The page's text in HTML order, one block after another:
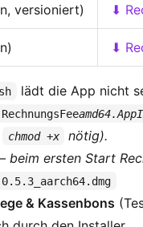
versioniert) ⬇
⬇
lädt die App nicht
RechnungsFee
chmod +x
nötig).
beim ersten Start
0.5.3_aarch64.dmg
& Kassenbons